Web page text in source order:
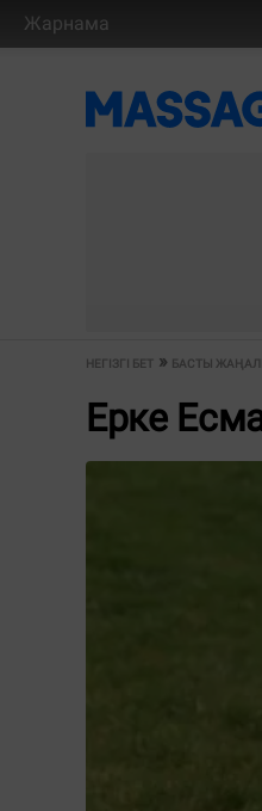
Жарнама
НЕГІЗГІ БЕТ БАСТЫ
Ерке